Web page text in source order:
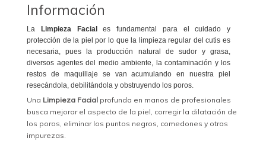
Información
La Limpieza Facial
es fundamental para el cuidado y
protección de la piel por lo que la limpieza regular del cutis es
necesaria, pues la producción natural de sudor y grasa,
diversos agentes del medio ambiente, la contaminación y los
restos de maquillaje se van acumulando en nuestra piel
resecándola, debilitándola y obstruyendo los poros.
Una Limpieza Facial profunda en manos de profesionales
busca mejorar el aspecto de la piel, corregir la dilatación de
los poros, eliminar los puntos negros, comedones y otras
impurezas.